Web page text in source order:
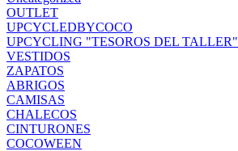
OUTLET
UPCYCLEDBYCOCO
UPCYCLING "TESOROS DEL TALLER"
VESTIDOS
ZAPATOS
ABRIGOS
CAMISAS
CHALECOS
CINTURONES
COCOWEEN